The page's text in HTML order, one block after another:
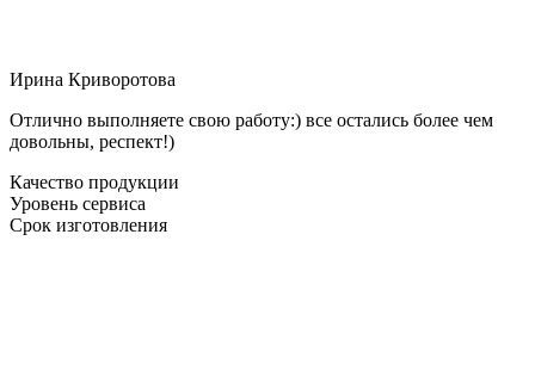
Ирина Криворотова
Отлично выполняете свою работу:) все остались более чем
довольны, респект!)
Качество продукции
Уровень сервиса
Срок изготовления